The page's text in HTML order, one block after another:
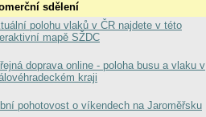
sdělení
polohu vlaků v ČR najdete v této
mapě SŽDC
doprava online - poloha busu a vlaku v
kraji
pohotovost o víkendech na Jaroměřsku